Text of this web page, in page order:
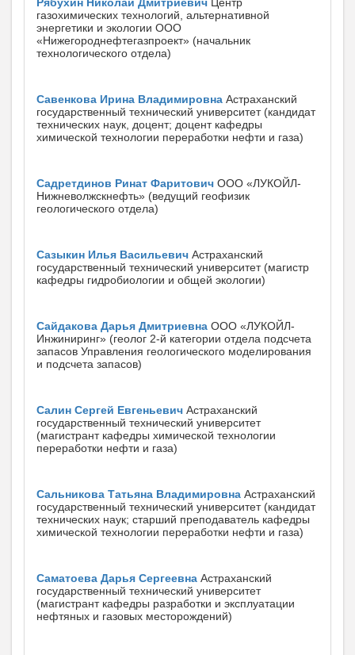
Рябухин Николай Дмитриевич Центр
газохимических технологий, альтернативной
энергетики и экологии ООО
«Нижегороднефтегазпроект» (начальник
технологического отдела)
Савенкова Ирина Владимировна Астраханский
государственный технический университет (кандидат
технических наук, доцент; доцент кафедры
химической технологии переработки нефти и газа)
Садретдинов Ринат Фаритович ООО «ЛУКОЙЛ-
Нижневолжскнефть» (ведущий геофизик
геологического отдела)
Сазыкин Илья Васильевич Астраханский
государственный технический университет (магистр
кафедры гидробиологии и общей экологии)
Сайдакова Дарья Дмитриевна ООО «ЛУКОЙЛ-
Инжиниринг» (геолог 2-й категории отдела подсчета
запасов Управления геологического моделирования
и подсчета запасов)
Салин Сергей Евгеньевич Астраханский
государственный технический университет
(магистрант кафедры химической технологии
переработки нефти и газа)
Сальникова Татьяна Владимировна Астраханский
государственный технический университет (кандидат
технических наук; старший преподаватель кафедры
химической технологии переработки нефти и газа)
Саматоева Дарья Сергеевна Астраханский
государственный технический университет
(магистрант кафедры разработки и эксплуатации
нефтяных и газовых месторождений)